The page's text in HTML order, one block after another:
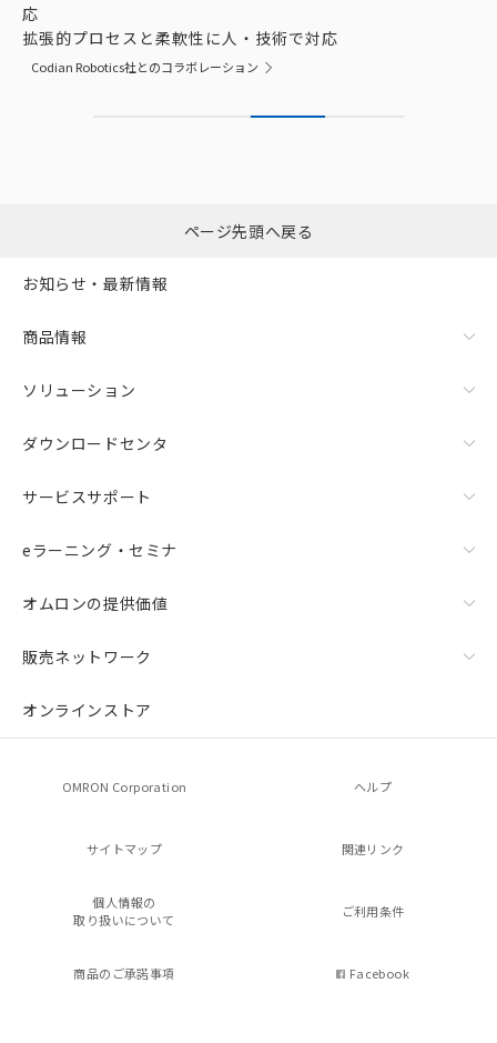
応
拡張的プロセスと柔軟性に人・技術で対応
Codian Robotics社とのコラボレーション
ページ先頭へ戻る
お知らせ・最新情報
商品情報
ソリューション
ダウンロードセンタ
サービスサポート
eラーニング・セミナ
オムロンの提供価値
販売ネットワーク
オンラインストア
OMRON Corporation ヘルプ
サイトマップ 関連リンク
個人情報の
取り扱いについて
ご利用条件
商品のご承諾事項 Facebook